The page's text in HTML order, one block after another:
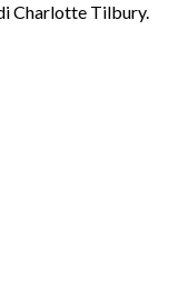
Charlotte Tilbury.